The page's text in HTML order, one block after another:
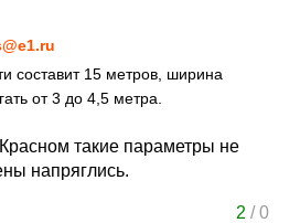
составит 15 метров, ширина
от 3 до 4,5 метра.
такие параметры не
напряглись.
2 /0